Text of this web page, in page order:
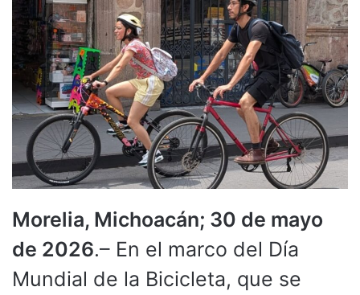
Morelia, Michoacán; 30 de mayo
de 2026.– En el marco del Día
Mundial de la Bicicleta, que se